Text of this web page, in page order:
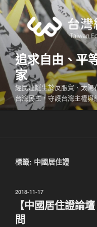
跳
至
主
內
容
追求自由、平
家
經民連誕生於反服貿、太
台灣民主，守護台灣主權與
標籤: 中國居住證
發
2018-11-17
【中國居住證論
問